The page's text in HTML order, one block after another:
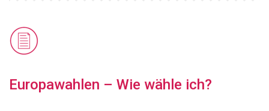
Europawahlen – Wie wähle ich?